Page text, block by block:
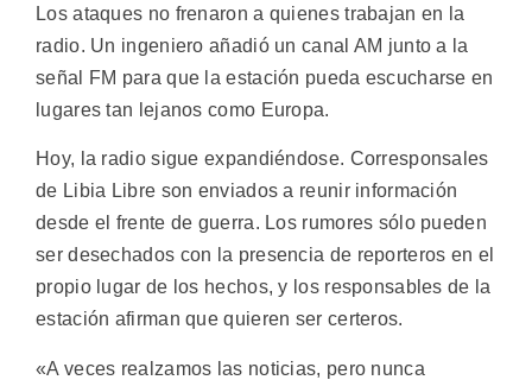
Los ataques no frenaron a quienes trabajan en la
radio. Un ingeniero añadió un canal AM junto a la
señal FM para que la estación pueda escucharse en
lugares tan lejanos como Europa.
Hoy, la radio sigue expandiéndose. Corresponsales
de Libia Libre son enviados a reunir información
desde el frente de guerra. Los rumores sólo pueden
ser desechados con la presencia de reporteros en el
propio lugar de los hechos, y los responsables de la
estación afirman que quieren ser certeros.
«A veces realzamos las noticias, pero nunca